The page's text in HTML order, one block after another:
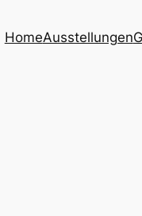
HomeAusstellungen